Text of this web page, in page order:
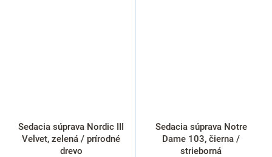
Sedacia súprava Nordic III
Velvet, zelená / prírodné
drevo
Sedacia súprava Notre
Dame 103, čierna /
strieborná